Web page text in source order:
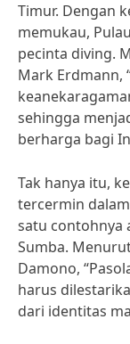
Timur. Dengan
memukau,
pecinta diving.
Mark Erdmann,
sehingga
berharga bagi
Tak hanya itu,
tercermin
satu contohnya
Sumba.
Damono,
harus
dari identitas